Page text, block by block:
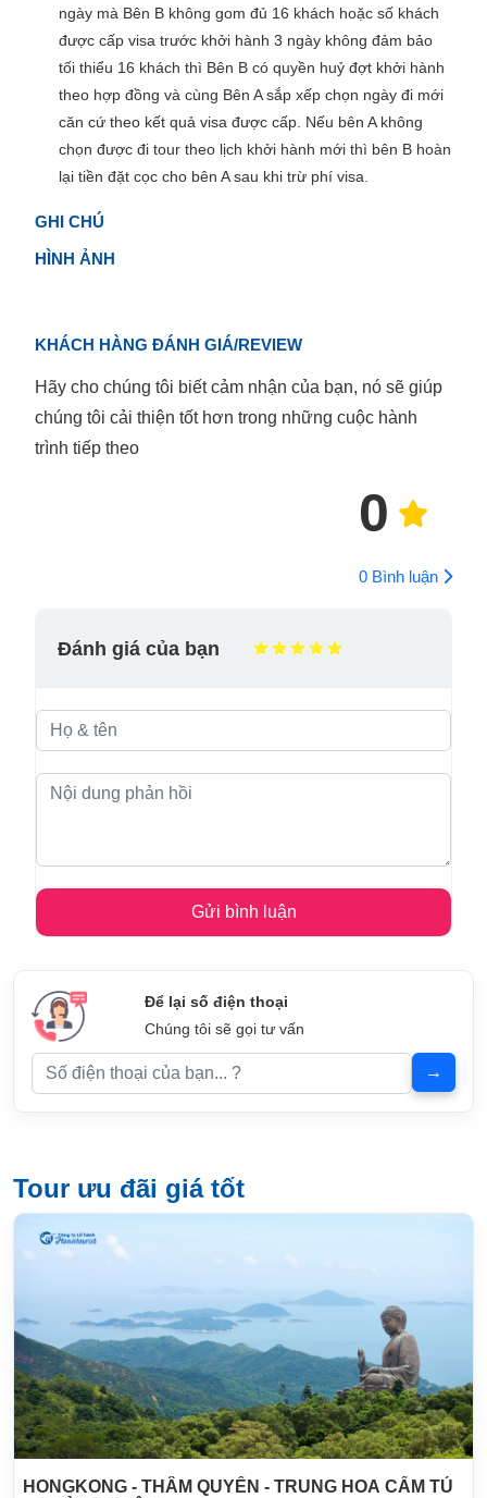
ngày mà Bên B không gom đủ 16 khách hoặc số khách
được cấp visa trước khởi hành 3 ngày không đảm bảo
tối thiểu 16 khách thì Bên B có quyền huỷ đợt khởi hành
theo hợp đồng và cùng Bên A sắp xếp chọn ngày đi mới
căn cứ theo kết quả visa được cấp. Nếu bên A không
chọn được đi tour theo lịch khởi hành mới thì bên B hoàn
lại tiền đặt cọc cho bên A sau khi trừ phí visa.
GHI CHÚ
HÌNH ẢNH
KHÁCH HÀNG ĐÁNH GIÁ/REVIEW
Hãy cho chúng tôi biết cảm nhận của bạn, nó sẽ giúp
chúng tôi cải thiện tốt hơn trong những cuộc hành
trình tiếp theo
0
0 Bình luận
Đánh giá của bạn
Để lại số điện thoại
Chúng tôi sẽ gọi tư vấn
Tour ưu đãi giá tốt
HONGKONG - THÂM QUYẾN - TRUNG HOA CẨM TÚ